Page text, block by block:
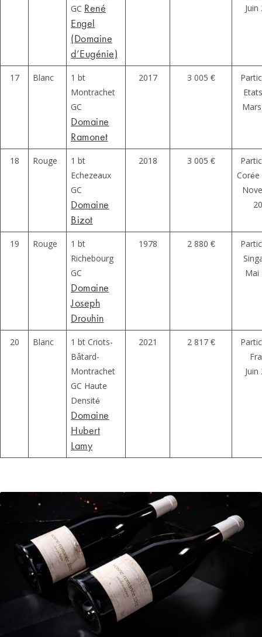
GC René
Engel
(Domaine
d’Eugénie)
Juin
17 Blanc
1 bt
Montrachet
GC
Domaine
Ramonet
2017 3 005 €
18 Rouge
1 bt
Echezeaux
GC
Domaine
Bizot
2018 3 005 €
Corée
19 Rouge
1 bt
Richebourg
GC
Domaine
Joseph
Drouhin
1978 2 880 €
Mai
20 Blanc
1 bt Criots-
Bâtard-
Montrachet
GC Haute
Densité
Domaine
Hubert
Lamy
2021 2 817 €
Juin